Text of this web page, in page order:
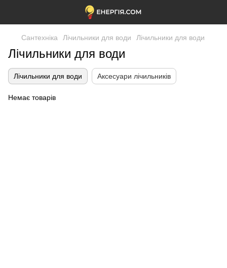
Сантехніка Лічильники для води Лічильники для води
Лічильники для води
Лічильники для води Аксесуари лічильників
Немає товарів